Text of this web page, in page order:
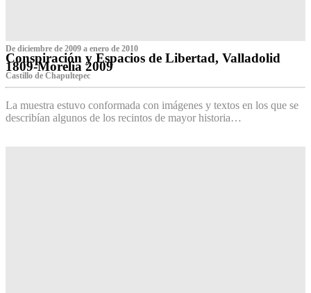
De diciembre de 2009 a enero de 2010
Conspiración y Espacios de Libertad, Valladolid
1809-Morelia 2009
Castillo de Chapultepec
La muestra estuvo conformada con imágenes y textos en los que se
describían algunos de los recintos de mayor historia…